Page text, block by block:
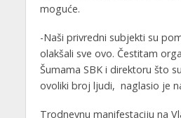
moguće.
-Naši privredni subjekti su
olakšali sve ovo. Čestitam
Šumama SBK i direktoru što
ovoliki broj ljudi, naglasio je
Trodnevnu manifestaciju na